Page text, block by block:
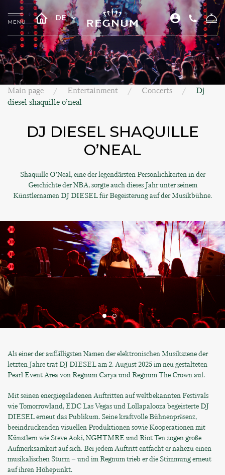
DE
Main page Entertainment Concerts
Dj
diesel shaquille o’neal
DJ DIESEL SHAQUILLE
O’NEAL
Shaquille O’Neal, eine der legendärsten Persönlichkeiten in der
Geschichte der NBA, sorgte auch dieses Jahr unter seinem
Künstlernamen DJ DIESEL für Begeisterung auf der Musikbühne.
Als einer der auffälligsten Namen der elektronischen Musikszene der
letzten Jahre trat DJ DIESEL am 2. August 2025 im neu gestalteten
Pearl Event Area von Regnum Carya und Regnum The Crown auf.
Mit seinen energiegeladenen Auftritten auf weltbekannten Festivals
wie Tomorrowland, EDC Las Vegas und Lollapalooza begeisterte DJ
DIESEL erneut das Publikum. Seine kraftvolle Bühnenpräsenz,
beeindruckenden visuellen Produktionen sowie Kooperationen mit
Künstlern wie Steve Aoki, NGHTMRE und Riot Ten zogen große
Aufmerksamkeit auf sich. Bei jedem Auftritt entfacht er nahezu einen
musikalischen Sturm – und im Regnum trieb er die Stimmung erneut
auf ihren Höhepunkt.